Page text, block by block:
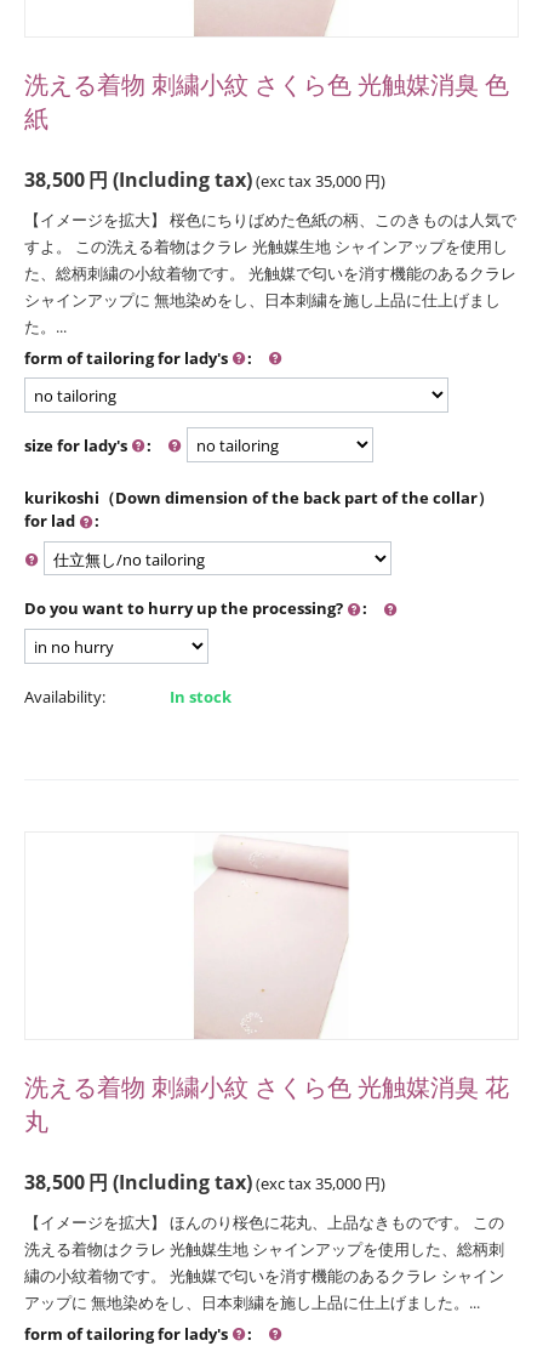
洗える着物 刺繍小紋 さくら色 光触媒消臭 色
紙
38,500円 (Including tax)(exc tax35,000 円)
【イメージを拡大】 桜色にちりばめた色紙の柄、このきものは人気で
すよ。 この洗える着物はクラレ 光触媒生地 シャインアップを使用し
た、総柄刺繍の小紋着物です。 光触媒で匂いを消す機能のあるクラレ
シャインアップに 無地染めをし、日本刺繍を施し上品に仕上げまし
た。...
form of tailoring for lady's
:
size for lady's :
kurikoshi（Down dimension of the back part of the collar）
for lad
:
Do you want to hurry up the processing? :
Availability: In stock
洗える着物 刺繍小紋 さくら色 光触媒消臭 花
丸
38,500円 (Including tax)(exc tax35,000 円)
【イメージを拡大】 ほんのり桜色に花丸、上品なきものです。 この
洗える着物はクラレ 光触媒生地 シャインアップを使用した、総柄刺
繍の小紋着物です。 光触媒で匂いを消す機能のあるクラレ シャイン
アップに 無地染めをし、日本刺繍を施し上品に仕上げました。...
form of tailoring for lady's
: